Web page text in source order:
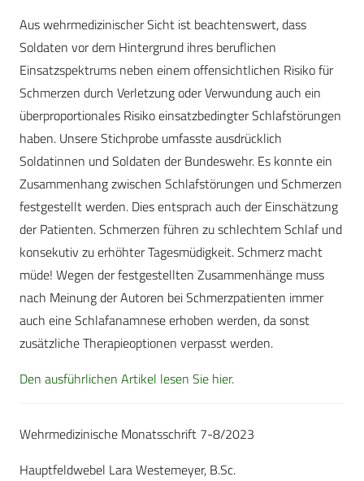
Aus wehrmedizinischer Sicht ist beachtenswert, dass
Soldaten vor dem Hintergrund ihres beruflichen
Einsatzspektrums neben einem offensichtlichen Risiko für
Schmerzen durch Verletzung oder Verwundung auch ein
überproportionales Risiko einsatzbedingter Schlafstörungen
haben. Unsere Stichprobe umfasste ausdrücklich
Soldatinnen und Soldaten der Bundeswehr. Es konnte ein
Zusammenhang zwischen Schlafstörungen und Schmerzen
festgestellt werden. Dies entsprach auch der Einschätzung
der Patienten. Schmerzen führen zu schlechtem Schlaf und
konsekutiv zu erhöhter Tagesmüdigkeit. Schmerz macht
müde! Wegen der festgestellten Zusammenhänge muss
nach Meinung der Autoren bei Schmerzpatienten immer
auch eine Schlafanamnese erhoben werden, da sonst
zusätzliche Therapieoptionen verpasst werden.
Den ausführlichen Artikel lesen Sie hier.
Wehrmedizinische Monatsschrift 7-8/2023
Hauptfeldwebel Lara Westemeyer, B.Sc.